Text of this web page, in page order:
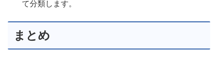
て分類します。
まとめ